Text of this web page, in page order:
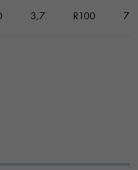
3,7 R100 7